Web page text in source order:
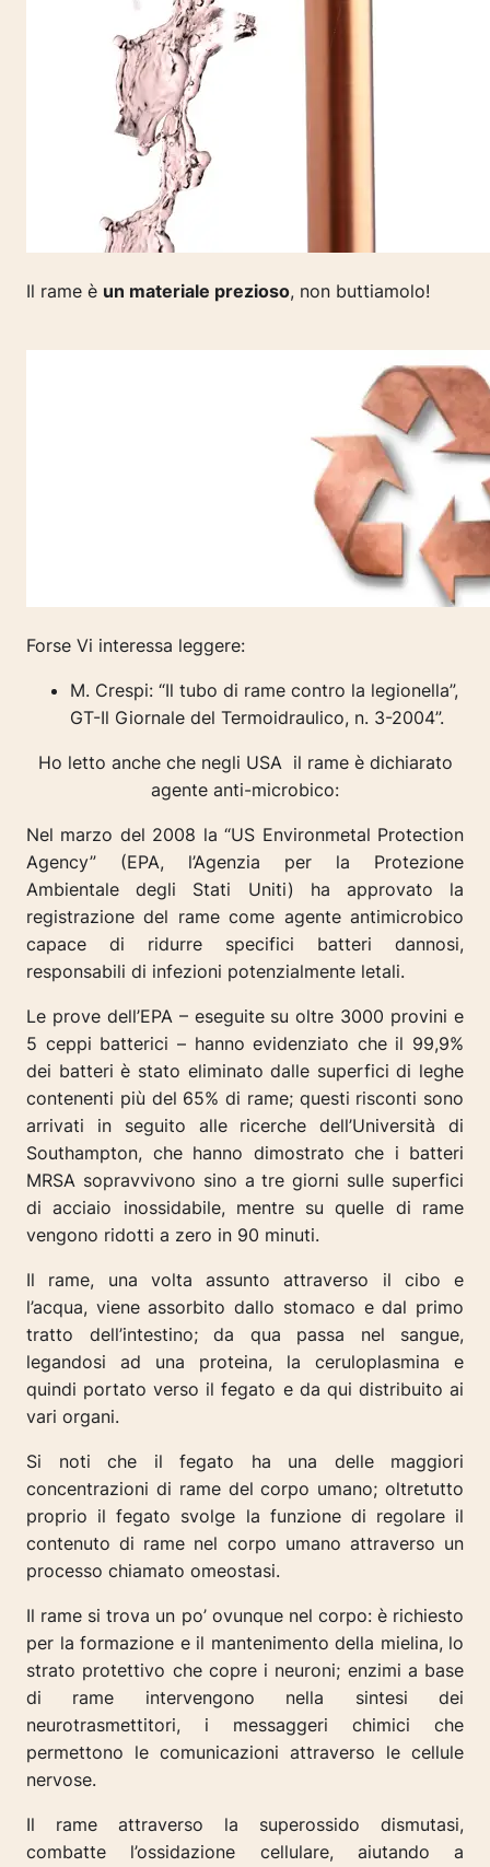
Il rame è un materiale prezioso, non buttiamolo!
Forse Vi interessa leggere:
M. Crespi: “Il tubo di rame contro la legionella”,
GT-Il Giornale del Termoidraulico, n. 3-2004”.
Ho letto anche che negli USA il rame è dichiarato
agente anti-microbico:
Nel marzo del 2008 la “US Environmetal Protection
Agency” (EPA, l’Agenzia per la Protezione
Ambientale degli Stati Uniti) ha approvato la
registrazione del rame come agente antimicrobico
capace di ridurre specifici batteri dannosi,
responsabili di infezioni potenzialmente letali.
Le prove dell’EPA – eseguite su oltre 3000 provini e
5 ceppi batterici – hanno evidenziato che il 99,9%
dei batteri è stato eliminato dalle superfici di leghe
contenenti più del 65% di rame; questi risconti sono
arrivati in seguito alle ricerche dell’Università di
Southampton, che hanno dimostrato che i batteri
MRSA sopravvivono sino a tre giorni sulle superfici
di acciaio inossidabile, mentre su quelle di rame
vengono ridotti a zero in 90 minuti.
Il rame, una volta assunto attraverso il cibo e
l’acqua, viene assorbito dallo stomaco e dal primo
tratto dell’intestino; da qua passa nel sangue,
legandosi ad una proteina, la ceruloplasmina e
quindi portato verso il fegato e da qui distribuito ai
vari organi.
Si noti che il fegato ha una delle maggiori
concentrazioni di rame del corpo umano; oltretutto
proprio il fegato svolge la funzione di regolare il
contenuto di rame nel corpo umano attraverso un
processo chiamato omeostasi.
Il rame si trova un po’ ovunque nel corpo: è richiesto
per la formazione e il mantenimento della mielina, lo
strato protettivo che copre i neuroni; enzimi a base
di rame intervengono nella sintesi dei
neurotrasmettitori, i messaggeri chimici che
permettono le comunicazioni attraverso le cellule
nervose.
Il rame attraverso la superossido dismutasi,
combatte l’ossidazione cellulare, aiutando a